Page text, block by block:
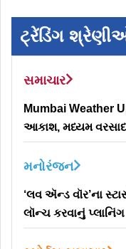
ટ્રેંડિંગ
સમાચાર
Mumbai Weather
આકાશ, મધ્યમ
મનોરંજન
‘લવ ઍન્ડ વૉર’ના
લૉન્ચ કરવાનું પ્લાનિંગ